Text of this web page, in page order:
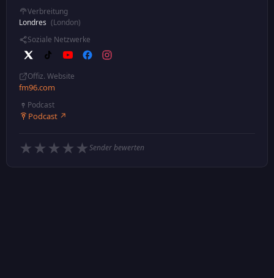
Verbreitung
Londres (London)
Soziale Netzwerke
Offiz. Website
fm96.com
Podcast
Podcast ↗
★ ★ ★ ★ ★Sender bewerten